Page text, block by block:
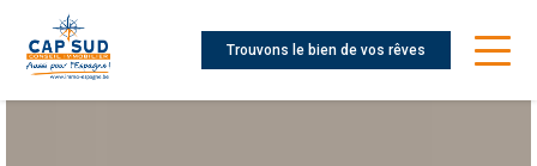
Trouvons le bien de vos rêves